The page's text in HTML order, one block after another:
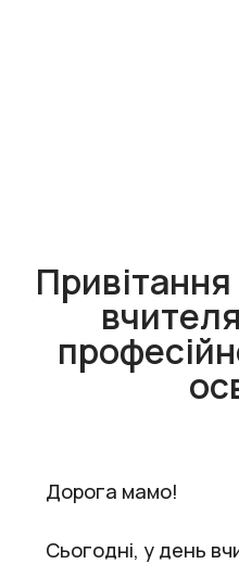
Дорога мамо!
Сьогодні, у день